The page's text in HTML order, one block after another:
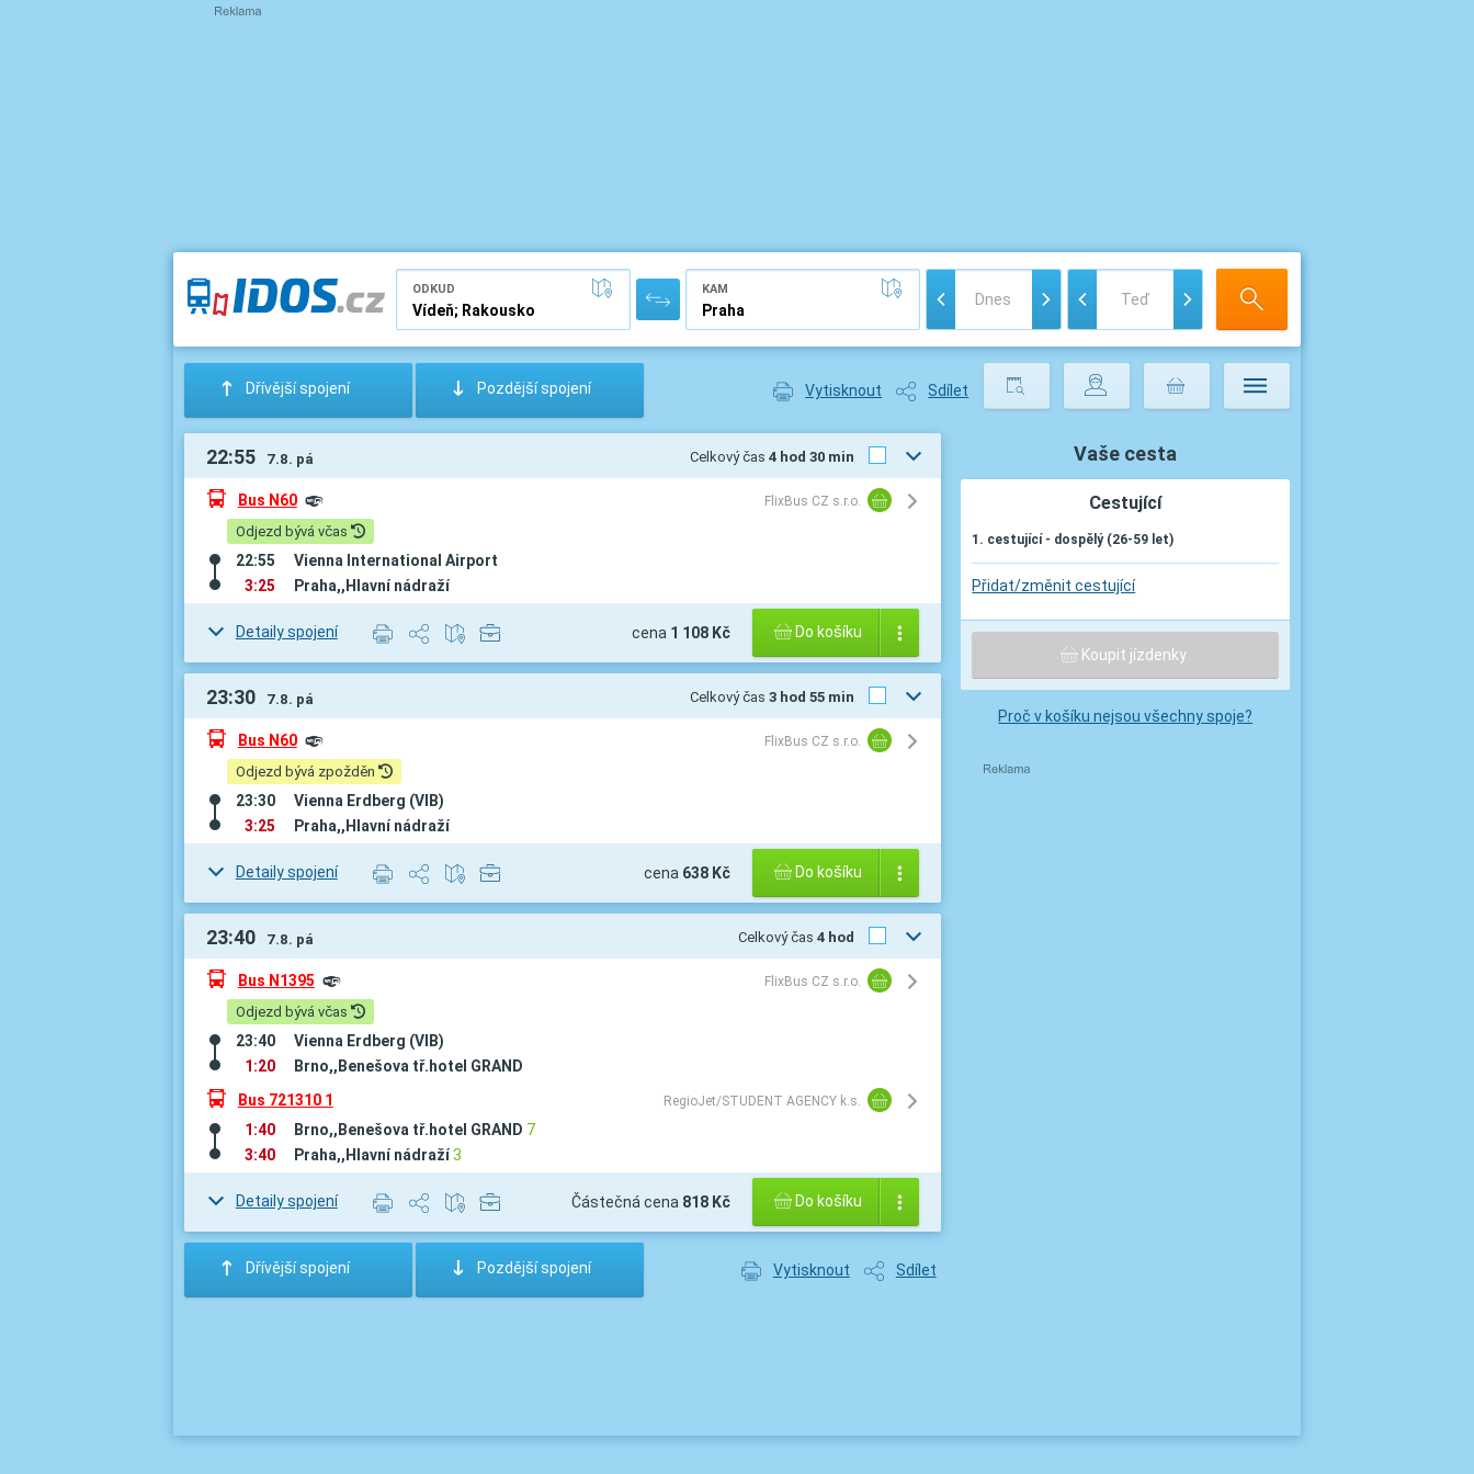
ODKUD KAM
: Dřívější spojení ; Pozdější spojení Vytisknout Sdílet
22:55 7.8. pá Celkový čas 4 hod 30 min
÷ Bus N60 º FlixBus CZ s.r.o.
Odjezd bývá včas
22:55
Vienna International Airport
3:25
Praha,,Hlavní nádraží
Detaily spojení cena 1 108 Kč Do košíku
23:30 7.8. pá Celkový čas 3 hod 55 min
÷ Bus N60 º FlixBus CZ s.r.o.
Odjezd bývá zpožděn
23:30
Vienna Erdberg (VIB)
3:25
Praha,,Hlavní nádraží
Detaily spojení cena 638 Kč Do košíku
23:40 7.8. pá Celkový čas 4 hod
÷ Bus N1395 º FlixBus CZ s.r.o.
Odjezd bývá včas
23:40
Vienna Erdberg (VIB)
1:20
Brno,,Benešova tř.hotel GRAND
÷ Bus 721310 1 RegioJet/STUDENT AGENCY k.s.
1:40 Brno,,Benešova tř.hotel GRAND 7
3:40
Praha,,Hlavní nádraží 3
Detaily spojení Částečná cena 818 Kč Do košíku
: Dřívější spojení ; Pozdější spojení Vytisknout Sdílet
Vaše cesta
Cestující
1. cestující - dospělý (26-59 let)
Přidat/změnit cestující
Koupit jízdenky
Proč v košíku nejsou všechny spoje?